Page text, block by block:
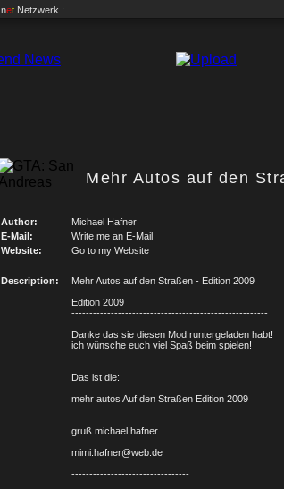
.net Netzwerk :.
Mehr Autos auf den
Author: Michael Hafner
E-Mail:
Write me an E-Mail
Website:
Go to my Website
Description:
Mehr Autos auf den Straßen - Edition 2009
Edition 2009
-------------------------------------------------------
Danke das sie diesen Mod runtergeladen habt!
ich wünsche euch viel Spaß beim spielen!
Das ist die:
mehr autos Auf den Straßen Edition 2009
gruß michael hafner
mimi.hafner@web.de
---------------------------------